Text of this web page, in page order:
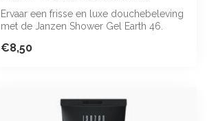
Ervaar een frisse en luxe douchebeleving
met de Janzen Shower Gel Earth 46.
€8,50